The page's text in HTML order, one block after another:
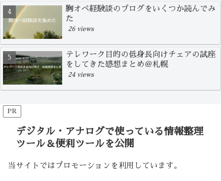
胸オペ経験談のブログをいくつか読んでみ
た
26 views
テレワーク目的の低身長向けチェアの試座
をしてきた感想まとめ＠札幌
24 views
PR
デジタル・アナログで使っている情報整理
ツール＆便利ツールを公開
当サイトではプロモーションを利用しています。